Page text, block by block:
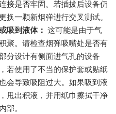
接是否牢固。若插拔后设备仍
换一颗新烟弹进行交叉测试。
吸到液体： 这可能是由于气
聚。请检查烟弹吸嘴处是否有
分设计有侧面进气孔的设备
若使用了不当的保护套或贴纸
会导致吸阻过大。如果吸到液
甩出积液，并用纸巾擦拭干净
部。